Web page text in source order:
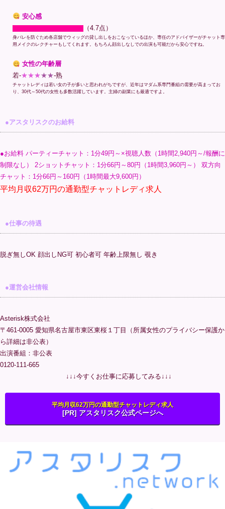
安心感
（4.7点）
身バレを防ぐため各店舗でウィッグの貸し出しをおこなっているほか、専任のアドバイザーがチャット専
用メイクのレクチャーもしてくれます。もちろん顔出しなしでの出演も可能だから安心ですね。
女性の年齢層
若-★★★★★-熟
チャットレディは若い女の子が多いと思われがちですが、近年はマダム系専門番組の需要が高まってお
り、30代～50代の女性も多数活躍しています。主婦の副業にも最適ですよ。
●アスタリスクのお給料
●お給料 パーティーチャット：1分49円～×視聴人数（1時間2,940円～/報酬に
制限なし） 2ショットチャット：1分66円～80円（1時間3,960円～） 双方向
チャット：1分66円～160円（1時間最大9,600円）
平均月収62万円の通勤型チャットレディ求人
●仕事の待遇
脱ぎ無しOK 顔出しNG可 初心者可 年齢上限無し 覗き
●運営会社情報
Asterisk株式会社
〒461-0005 愛知県名古屋市東区東桜１丁目（所属女性のプライバシー保護か
ら詳細は非公表）
出演番組：非公表
0120-111-665
↓↓↓今すくお仕事に応募してみる↓↓↓
平均月収62万円の通勤型チャットレディ求人
[PR] アスタリスク公式ページへ